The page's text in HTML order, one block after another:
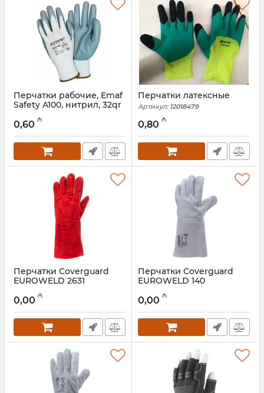
Перчатки рабочие, Emaf
Safety A100, нитрил, 32qr
Артикул:
0,60 ₼
Перчатки латексные
Артикул: 12018479
0,80 ₼
Перчатки Coverguard
EUROWELD 2631
Артикул:
0,00 ₼
Перчатки Coverguard
EUROWELD 140
Артикул:
0,00 ₼